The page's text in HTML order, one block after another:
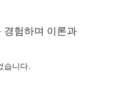
경험하며 이론과
습니다.